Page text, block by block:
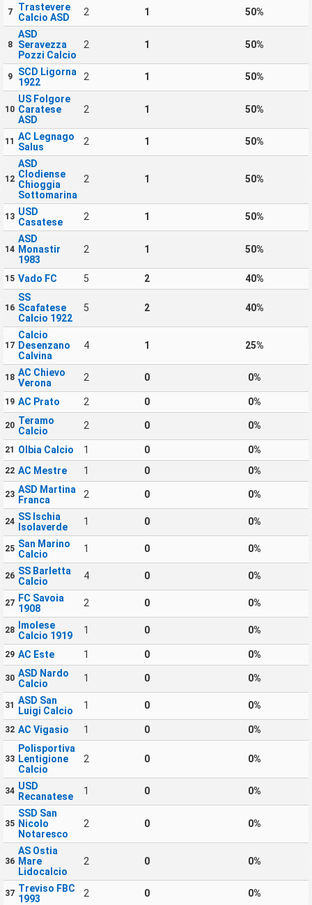
7
Trastevere
Calcio ASD
2 1 50%
8
ASD
Seravezza
Pozzi Calcio
2 1 50%
9
SCD Ligorna
1922
2 1 50%
10
US Folgore
Caratese
ASD
2 1 50%
11 AC Legnago
Salus
2 1 50%
12
ASD
Clodiense
Chioggia
Sottomarina
2 1 50%
13 USD
Casatese
2 1 50%
14
ASD
Monastir
1983
2 1 50%
15 Vado FC 5 2 40%
16
SS
Scafatese
Calcio 1922
5 2 40%
17
Calcio
Desenzano
Calvina
4 1 25%
18 AC Chievo
Verona
2 0 0%
19 AC Prato 2 0 0%
20 Teramo
Calcio
2 0 0%
21 Olbia Calcio 1 0 0%
22 AC Mestre 1 0 0%
23 ASD Martina
Franca
2 0 0%
24 SS Ischia
Isolaverde
1 0 0%
25 San Marino
Calcio
1 0 0%
26 SS Barletta
Calcio
4 0 0%
27 FC Savoia
1908
2 0 0%
28 Imolese
Calcio 1919
1 0 0%
29 AC Este 1 0 0%
30 ASD Nardo
Calcio
1 0 0%
31 ASD San
Luigi Calcio
1 0 0%
32 AC Vigasio 1 0 0%
33
Polisportiva
Lentigione
Calcio
2 0 0%
34 USD
Recanatese
1 0 0%
35
SSD San
Nicolo
Notaresco
2 0 0%
36
AS Ostia
Mare
Lidocalcio
2 0 0%
37 Treviso FBC
1993
2 0 0%